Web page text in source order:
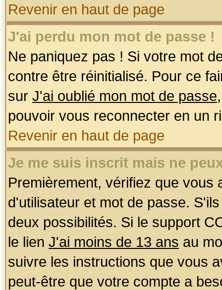
Revenir en haut de page
J'ai perdu mon mot de passe !
Ne paniquez pas ! Si votre mot
contre être réinitialisé. Pour ce
sur J'ai oublié mon mot de passe
pouvoir vous reconnecter en un
Revenir en haut de page
Je me suis inscrit mais ne
Premièrement, vérifiez que
d'utilisateur et mot de passe.
deux possibilités. Si le support
le lien J'ai moins de 13 ans au
suivre les instructions que vous
peut-être que votre compte a